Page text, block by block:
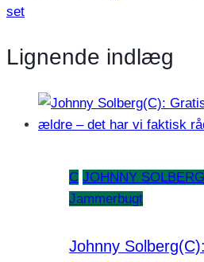
set
Lignende indlæg
C JOHNNY SOLBERG
Jammerbugt
Johnny